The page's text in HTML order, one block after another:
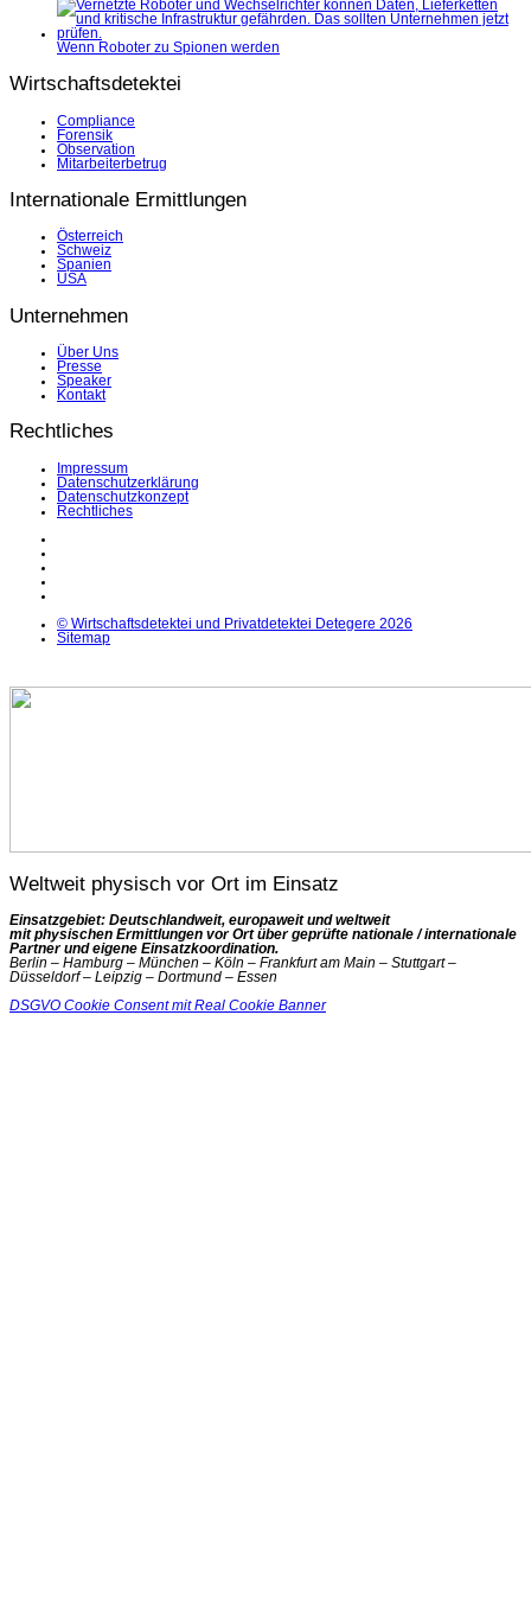
Wenn Roboter zu Spionen werden
Wirtschaftsdetektei
Compliance
Forensik
Observation
Mitarbeiterbetrug
Internationale Ermittlungen
Österreich
Schweiz
Spanien
USA
Unternehmen
Über Uns
Presse
Speaker
Kontakt
Rechtliches
Impressum
Datenschutzerklärung
Datenschutzkonzept
Rechtliches
© Wirtschaftsdetektei und Privatdetektei Detegere 2026
Sitemap
Weltweit physisch vor Ort im Einsatz
Einsatzgebiet: Deutschlandweit, europaweit und weltweit
mit physischen Ermittlungen vor Ort über geprüfte nationale / internationale
Partner und eigene Einsatzkoordination.
Berlin – Hamburg – München – Köln – Frankfurt am Main – Stuttgart –
Düsseldorf – Leipzig – Dortmund – Essen
DSGVO Cookie Consent mit Real Cookie Banner